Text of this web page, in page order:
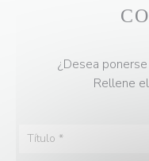
¿Desea
Rellene